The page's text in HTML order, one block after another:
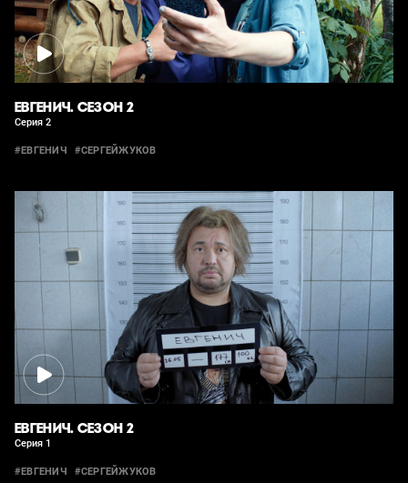
ЕВГЕНИЧ. СЕЗОН 2
Серия 2
#ЕВГЕНИЧ #СЕРГЕЙЖУКОВ
ЕВГЕНИЧ. СЕЗОН 2
Серия 1
#ЕВГЕНИЧ #СЕРГЕЙЖУКОВ